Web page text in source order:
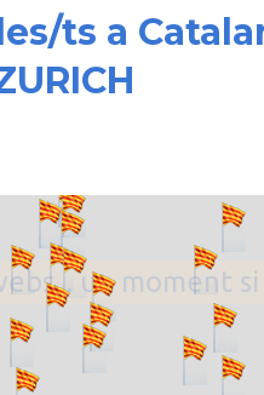
ts a
un moment